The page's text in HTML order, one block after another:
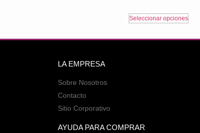
Seleccionar opciones
LA EMPRESA
Sobre Nosotros
Contacto
Sitio Corporativo
AYUDA PARA COMPRAR